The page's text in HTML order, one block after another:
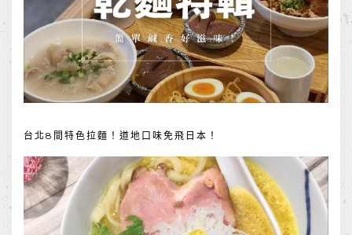
台北8間特色拉麵！道地口味免飛日本！